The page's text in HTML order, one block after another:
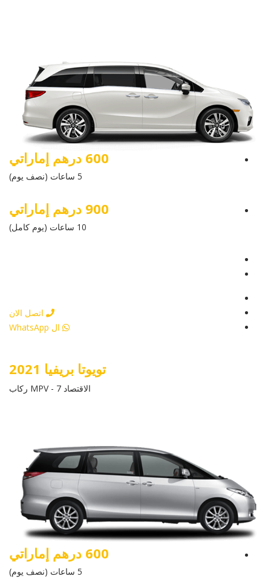
600 درهم إماراتي
5 ساعات (نصف يوم)
900 درهم إماراتي
10 ساعات (يوم كامل)
اتصل الان
ال WhatsApp
تويوتا بريفيا 2021
الاقتصاد MPV - 7 ركاب
600 درهم إماراتي
5 ساعات (نصف يوم)